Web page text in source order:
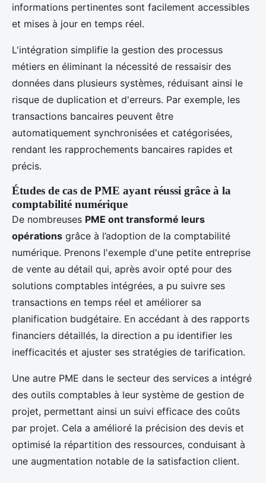
informations pertinentes sont facilement accessibles
et mises à jour en temps réel.
L'intégration simplifie la gestion des processus
métiers en éliminant la nécessité de ressaisir des
données dans plusieurs systèmes, réduisant ainsi le
risque de duplication et d'erreurs. Par exemple, les
transactions bancaires peuvent être
automatiquement synchronisées et catégorisées,
rendant les rapprochements bancaires rapides et
précis.
Études de cas de PME ayant réussi grâce à la
comptabilité numérique
De nombreuses PME ont transformé leurs
opérations grâce à l’adoption de la comptabilité
numérique. Prenons l'exemple d'une petite entreprise
de vente au détail qui, après avoir opté pour des
solutions comptables intégrées, a pu suivre ses
transactions en temps réel et améliorer sa
planification budgétaire. En accédant à des rapports
financiers détaillés, la direction a pu identifier les
inefficacités et ajuster ses stratégies de tarification.
Une autre PME dans le secteur des services a intégré
des outils comptables à leur système de gestion de
projet, permettant ainsi un suivi efficace des coûts
par projet. Cela a amélioré la précision des devis et
optimisé la répartition des ressources, conduisant à
une augmentation notable de la satisfaction client.